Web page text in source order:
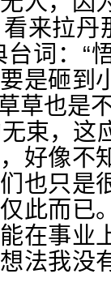
来拉丹
词：“
是砸到
草也是
束，这
好像不
也只是
此而已
在事业
法我没